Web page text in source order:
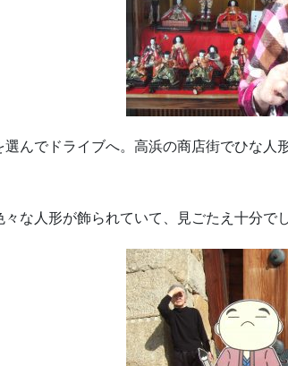
選んでドライブへ。高浜の商店街でひな人
々な人形が飾られていて、見ごたえ十分でし